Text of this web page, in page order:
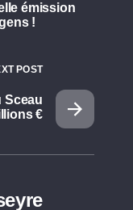
émission
!
POST
Sceau
€